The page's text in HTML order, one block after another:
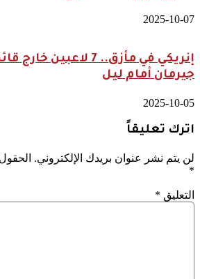
2025-10-07
إنريكي في مأزق.. 7
جيرمان أمام ليل
2025-10-05
اترك تعليقاً
لن يتم نشر عنوان بريدك الإلكتروني.
*
التعليق *